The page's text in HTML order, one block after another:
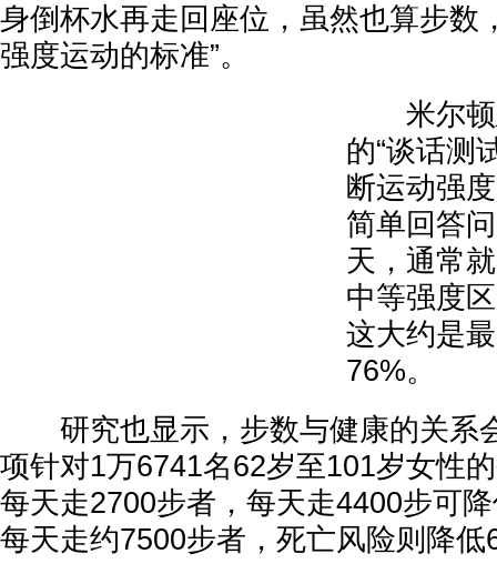
身倒杯水再走回座位，虽然也算步数
强度运动的标准”。
米尔顿
的“谈话测
断运动强
简单回答
天，通常
中等强度
这大约是
76%。
研究也显示，步数与健康的关系
项针对1万6741名62岁至101岁女性
每天走2700步者，每天走4400步可
每天走约7500步者，死亡风险则降低